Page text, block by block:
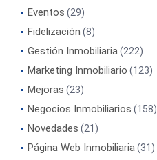
Eventos (29)
Fidelización (8)
Gestión Inmobiliaria(222)
Marketing Inmobiliario (123)
Mejoras (23)
Negocios Inmobiliarios (158)
Novedades (21)
Página Web Inmobiliaria(31)